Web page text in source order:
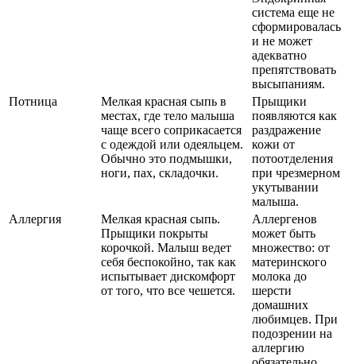
система еще не
сформировалась
и не может
адекватно
препятствовать
высыпаниям.
Потница
Мелкая красная сыпь в
местах, где тело малыша
чаще всего соприкасается
с одеждой или одеяльцем.
Обычно это подмышки,
ноги, пах, складочки.
Прыщики
появляются как
раздражение
кожи от
потоотделения
при чрезмерном
укутывании
малыша.
Аллергия
Мелкая красная сыпь.
Прыщики покрыты
корочкой. Малыш ведет
себя беспокойно, так как
испытывает дискомфорт
от того, что все чешется.
Аллергенов
может быть
множество: от
материнского
молока до
шерсти
домашних
любимцев. При
подозрении на
аллергию